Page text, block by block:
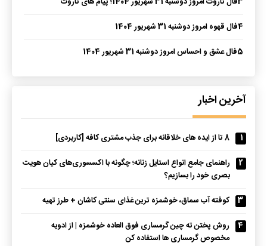
4فال قهوه امروز دوشنبه 31 شهریور 1404
5فال عشق و احساس امروز دوشنبه 31 شهریور 1404
آخرین اخبار
1
8 تا از ایده های خلاقانه برای جذب مشتری کافه [کاربردی]
2
راهنمای جامع انواع استایل زنانه؛ چگونه با اکسسوری‌های کیان هویت
بصری خود را بسازیم؟
3
کوفته آب سماق، خوشمزه ترین غذای سنتی کاشان + طرز تهیه
4
روش پختن ته چین گرمساری فوق العاده خوشمزه | از ادویه
مخصوص گرمساری ها استفاده کن